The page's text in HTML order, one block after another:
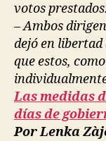
votos prestados.
– Ambos
dejó en
que estos,
Las medidas
días de
Por Lenka